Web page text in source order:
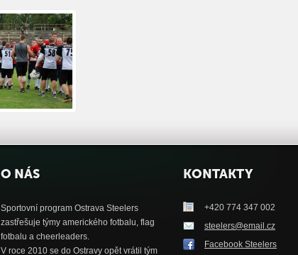
O NÁS
Sportovní program Ostrava Steelers
zastřešuje týmy amerického fotbalu, flag
fotbalu a cheerleaders.
V roce 2010 se do Ostravy opět vrátil tým
KONTAKTY
+420 774 347 002
steelers@email.cz
Facebook Steelers